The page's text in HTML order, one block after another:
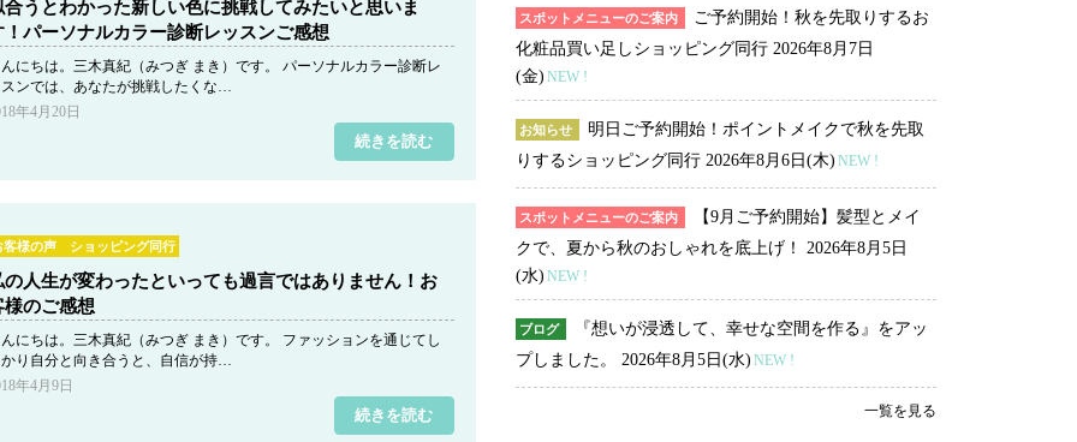
合うとわかった新しい色に挑戦してみたいと思いま
！パーソナルカラー診断レッスンご感想
にちは。三木真紀（みつぎ まき）です。 パーソナルカラー診断レ
ンでは、あなたが挑戦したくな…
年4月20日
続きを読む
客様の声 ショッピング同行
の人生が変わったといっても過言ではありません！お
様のご感想
にちは。三木真紀（みつぎ まき）です。 ファッションを通じてし
り自分と向き合うと、自信が持…
年4月9日
続きを読む
スポットメニューのご案内
ご予約開始！秋を先取りするお
化粧品買い足しショッピング同行 2026年8月7日
(金) NEW !
お知らせ
明日ご予約開始！ポイントメイクで秋を先取
りするショッピング同行 2026年8月6日(木) NEW !
スポットメニューのご案内
【9月ご予約開始】髪型とメイ
クで、夏から秋のおしゃれを底上げ！ 2026年8月5日
(水) NEW !
ブログ
『想いが浸透して、幸せな空間を作る』をアッ
プしました。 2026年8月5日(水) NEW !
一覧を見る